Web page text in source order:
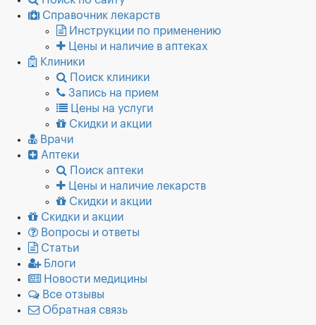
Справочник лекарств
Инструкции по применению
Цены и наличие в аптеках
Клиники
Поиск клиники
Запись на прием
Цены на услуги
Скидки и акции
Врачи
Аптеки
Поиск аптеки
Цены и наличие лекарств
Скидки и акции
Скидки и акции
Вопросы и ответы
Статьи
Блоги
Новости медицины
Все отзывы
Обратная связь